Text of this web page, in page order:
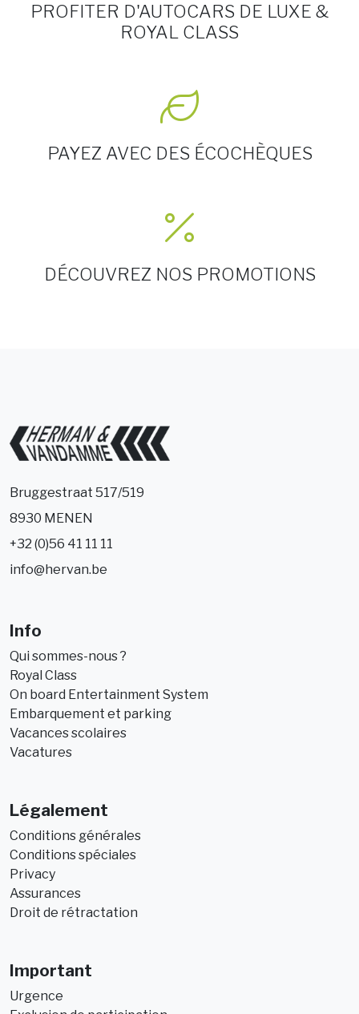
PROFITER D'AUTOCARS DE LUXE &
ROYAL CLASS
PAYEZ AVEC DES ÉCOCHÈQUES
DÉCOUVREZ NOS PROMOTIONS
Bruggestraat 517/519
8930 MENEN
+32 (0)56 41 11 11
info@hervan.be
Info
Qui sommes-nous ?
Royal Class
On board Entertainment System
Embarquement et parking
Vacances scolaires
Vacatures
Légalement
Conditions générales
Conditions spéciales
Privacy
Assurances
Droit de rétractation
Important
Urgence